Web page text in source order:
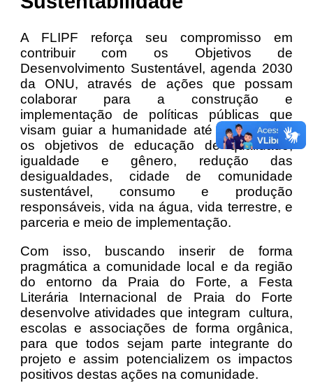
A FLIPF reforça seu compromisso em
contribuir com os Objetivos de
Desenvolvimento Sustentável, agenda 2030
da ONU, através de ações que possam
colaborar para a construção e
implementação de políticas públicas que
visam guiar a humanidade até 2030, como
os objetivos de educação de qualidade,
igualdade e gênero, redução das
desigualdades, cidade de comunidade
sustentável, consumo e produção
responsáveis, vida na água, vida terrestre, e
parceria e meio de implementação.
Com isso, buscando inserir de forma
pragmática a comunidade local e da região
do entorno da Praia do Forte, a Festa
Literária Internacional de Praia do Forte
desenvolve atividades que integram cultura,
escolas e associações de forma orgânica,
para que todos sejam parte integrante do
projeto e assim potencializem os impactos
positivos destas ações na comunidade.